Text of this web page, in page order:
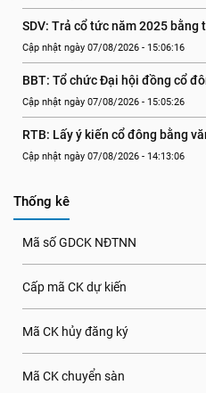
SDV: Trả cổ tức năm 2025 bằng
Cập nhật ngày 07/08/2026 - 15:06:16
BBT: Tổ chức Đại hội đồng cổ
Cập nhật ngày 07/08/2026 - 15:05:26
RTB: Lấy ý kiến cổ đông bằng
Cập nhật ngày 07/08/2026 - 14:13:06
Thống kê
Mã số GDCK NĐTNN
Cấp mã CK dự kiến
Mã CK hủy đăng ký
Mã CK chuyển sàn